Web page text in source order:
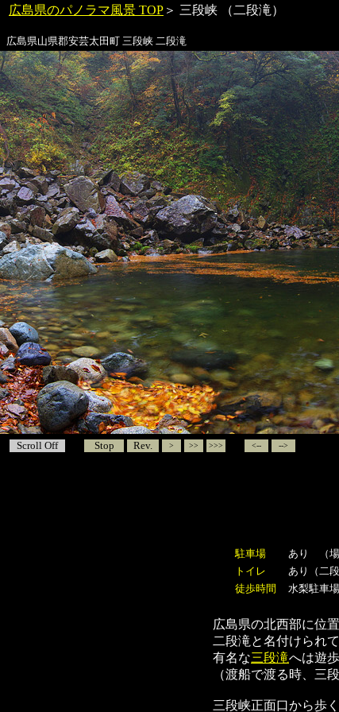
広島県のパノラマ風景 TOP ＞ 三段峡 （二段滝）
広島県山県郡安芸太田町 三段峡 二段滝
Scroll Off Stop Rev. > >> >>> <-- -->
駐車場 あり （
トイレ
あり（二
徒歩時間
水梨駐車
広島県の北西部に位
二段滝と名付けられ
有名な三段滝へは遊
（渡船で渡る時、三
三段峡正面口から歩